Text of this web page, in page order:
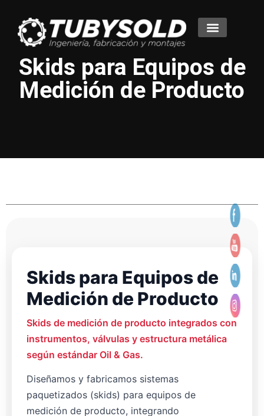
Skids para Equipos de
Medición de Producto
Skids para Equipos de
Medición de Producto
Skids de medición de producto integrados con
instrumentos, válvulas y estructura metálica
según estándar Oil & Gas.
Diseñamos y fabricamos sistemas
paquetizados (skids) para equipos de
medición de producto, integrando